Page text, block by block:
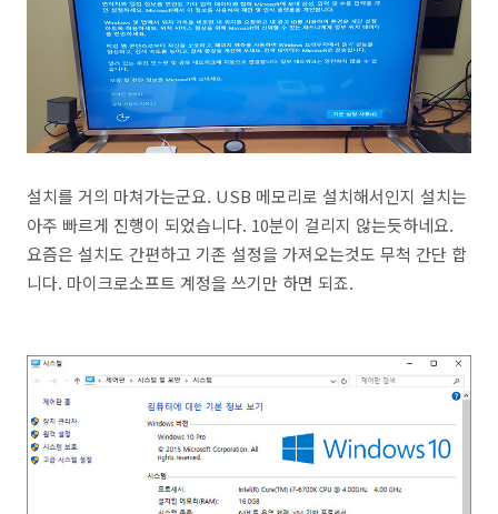
설치를 거의 마쳐가는군요. USB 메모리로 설치해서인지 설치는
아주 빠르게 진행이 되었습니다. 10분이 걸리지 않는듯하네요.
요즘은 설치도 간편하고 기존 설정을 가져오는것도 무척 간단 합
니다. 마이크로소프트 계정을 쓰기만 하면 되죠.